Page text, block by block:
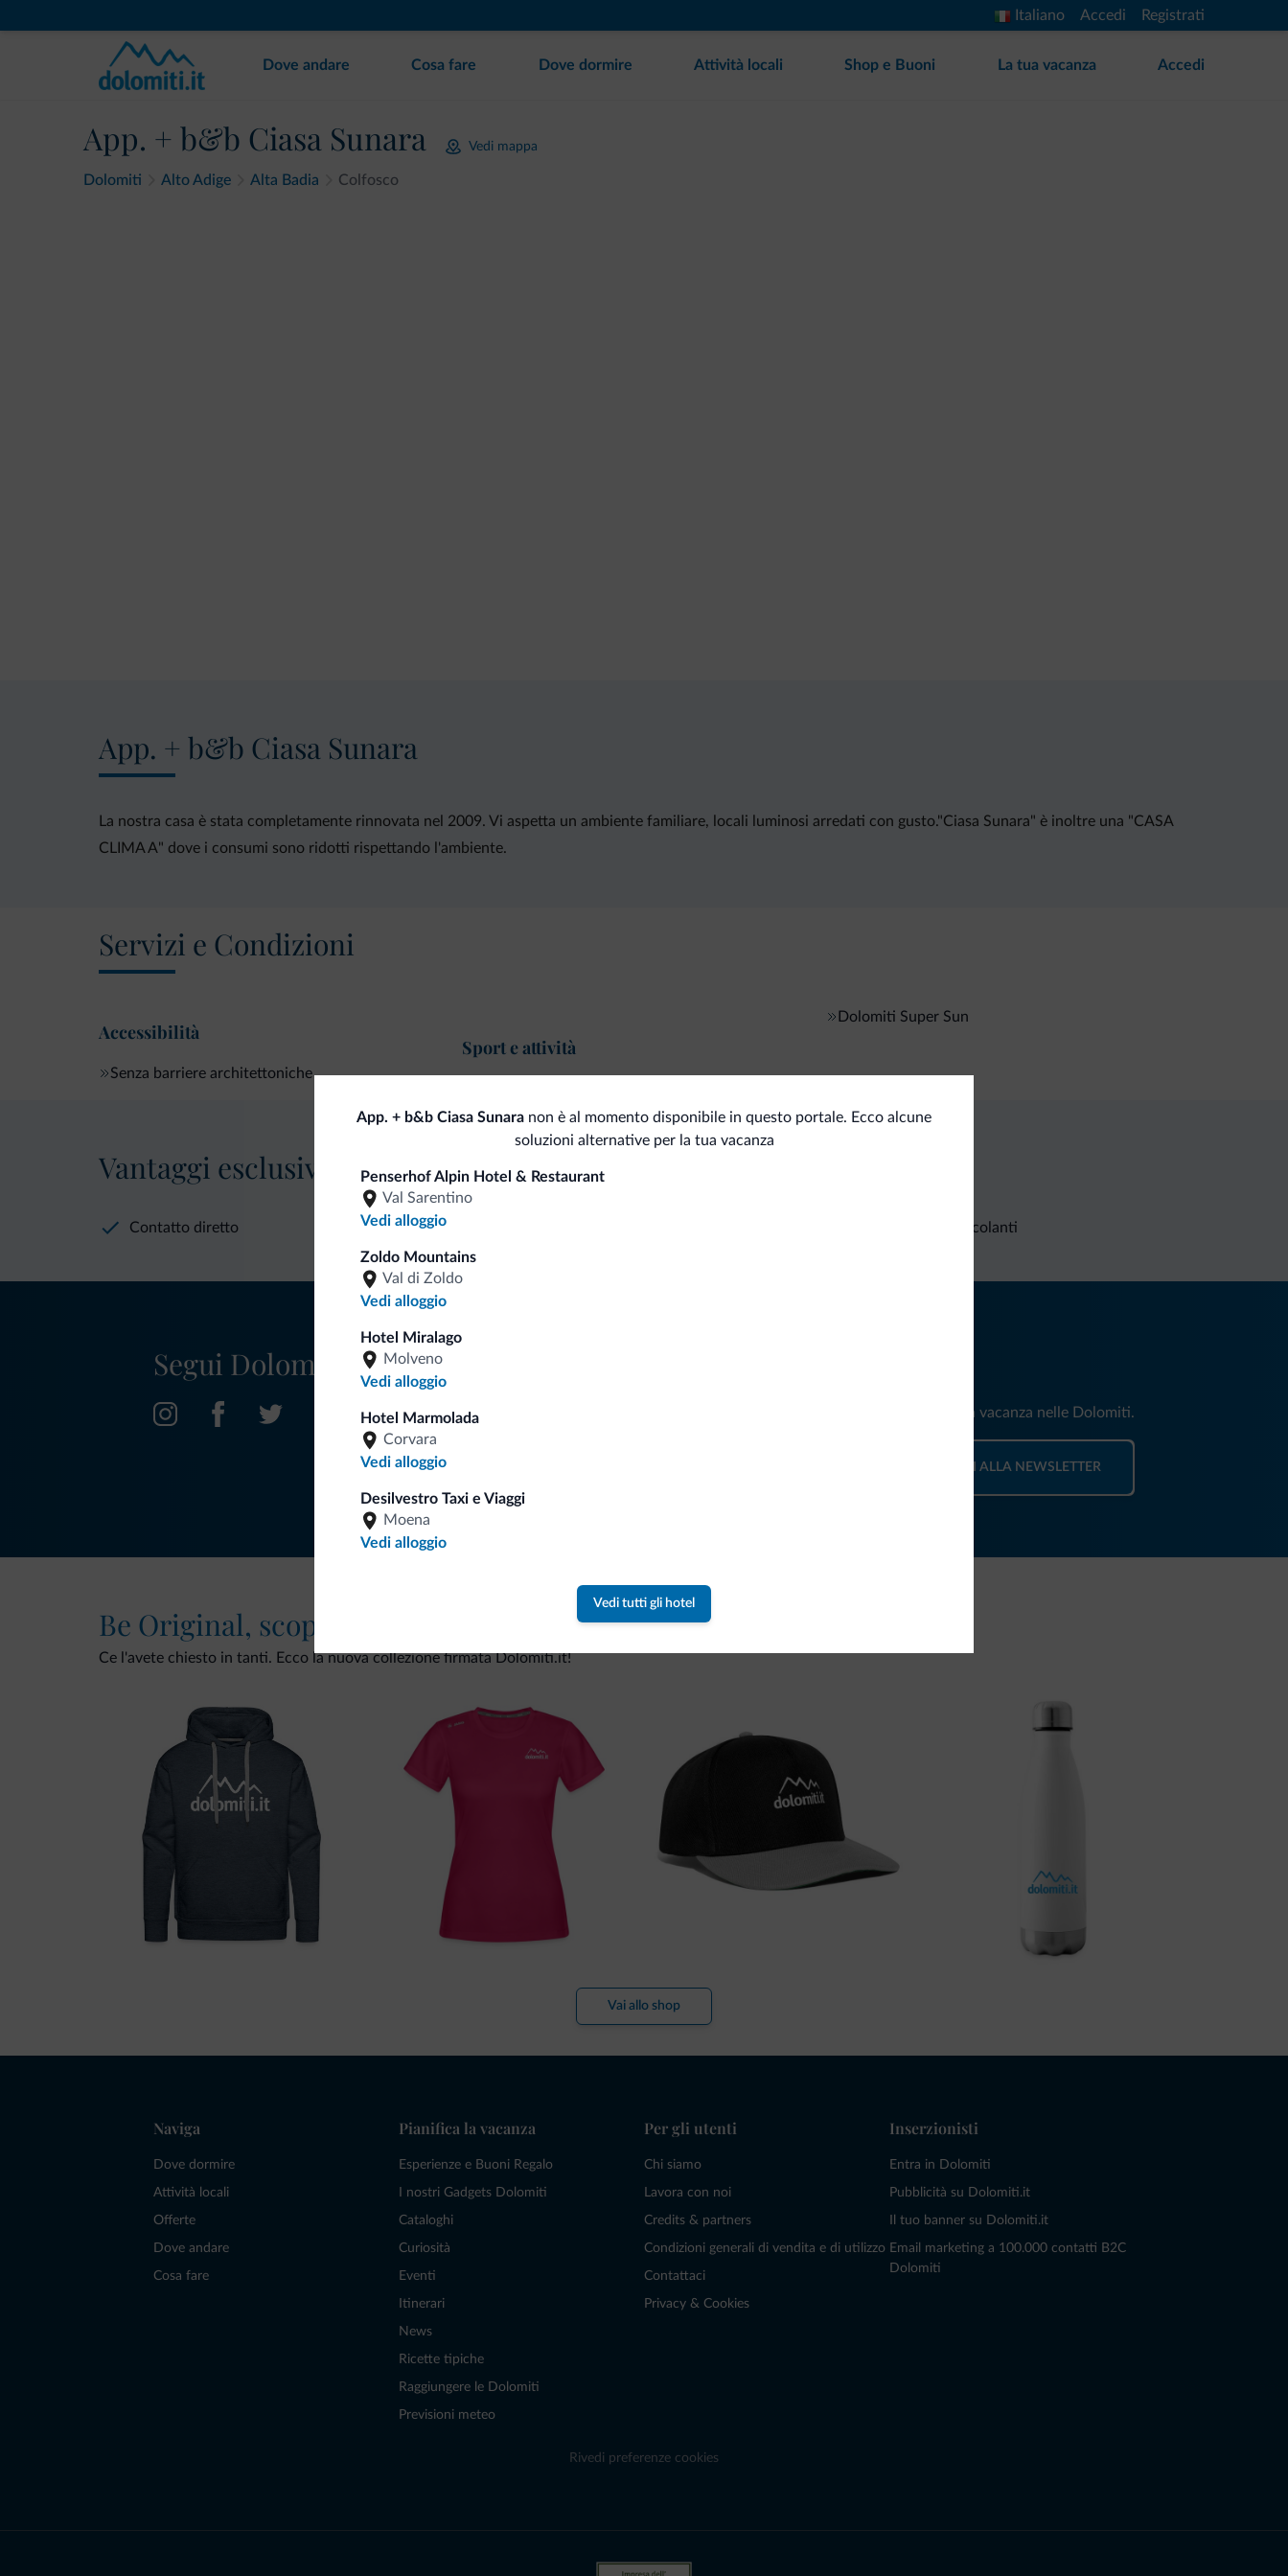
Italiano Accedi Registrati
Dove andare Cosa fare Dove dormire Attività locali Shop e Buoni La tua vacanza Accedi
App. + b&b Ciasa Sunara Vedi mappa
Dolomiti Alto Adige Alta Badia Colfosco
App. + b&b Ciasa Sunara
La nostra casa è stata completamente rinnovata nel 2009. Vi aspetta un ambiente familiare, locali luminosi arredati con gusto."Ciasa Sunara" è inoltre una "CASA
CLIMA A" dove i consumi sono ridotti rispettando l'ambiente.
Servizi e Condizioni
Accessibilità
Senza barriere architettoniche
Sport e attività
Dolomiti Super Sun
App. + b&b Ciasa Sunara non è al momento disponibile in questo portale. Ecco alcune
soluzioni alternative per la tua vacanza
Penserhof Alpin Hotel & Restaurant
Val Sarentino
Vedi alloggio
Zoldo Mountains
Val di Zoldo
Vedi alloggio
Hotel Miralago
Molveno
Vedi alloggio
Hotel Marmolada
Corvara
Vedi alloggio
Desilvestro Taxi e Viaggi
Moena
Vedi alloggio
Vedi tutti gli hotel
Vantaggi esclusivi Dolomiti.it
Contatto diretto Richieste non vincolanti
Segui Dolomiti.it
Riceverai informazioni, offerte esclusive e news per la tua vacanza nelle Dolomiti.
ISCRIVITI ALLA NEWSLETTER
Be Original, scopri la nuova collezione
Ce l'avete chiesto in tanti. Ecco la nuova collezione firmata Dolomiti.it!
Vai allo shop
Naviga
Dove dormire
Attività locali
Offerte
Dove andare
Cosa fare
Pianifica la vacanza
Esperienze e Buoni Regalo
I nostri Gadgets Dolomiti
Cataloghi
Curiosità
Eventi
Itinerari
News
Ricette tipiche
Raggiungere le Dolomiti
Previsioni meteo
Per gli utenti
Chi siamo
Lavora con noi
Credits & partners
Condizioni generali di vendita e di utilizzo
Contattaci
Privacy & Cookies
Inserzionisti
Entra in Dolomiti
Pubblicità su Dolomiti.it
Il tuo banner su Dolomiti.it
Email marketing a 100.000 contatti B2C
Dolomiti
Rivedi preferenze cookies